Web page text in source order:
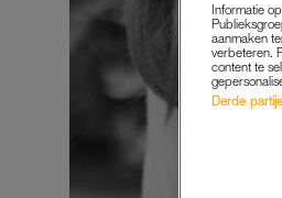
Informatie
aanmaken
verbeteren.
content te
Derde